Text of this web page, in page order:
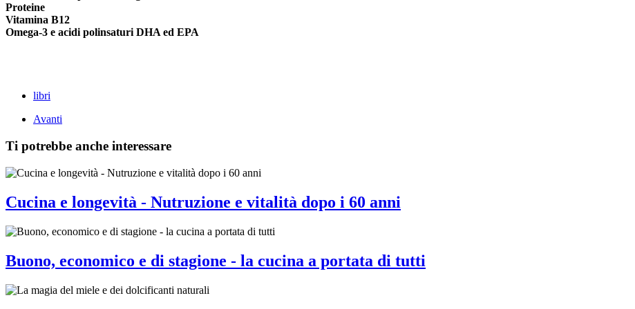
Proteine
Vitamina B12
Omega-3 e acidi polinsaturi DHA ed EPA
libri
Avanti
Ti potrebbe anche interessare
Cucina e longevità - Nutruzione e vitalità dopo i 60 anni
Buono, economico e di stagione - la cucina a portata di tutti